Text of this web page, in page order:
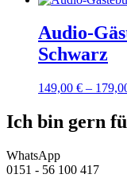
Audio-
Schwarz
149,00 € –
Ich bin gern
WhatsApp
0151 - 56 100 417